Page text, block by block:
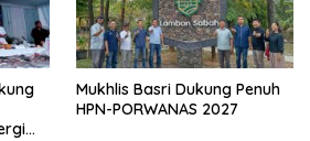
Mukhlis Basri Dukung Penuh
HPN-PORWANAS 2027